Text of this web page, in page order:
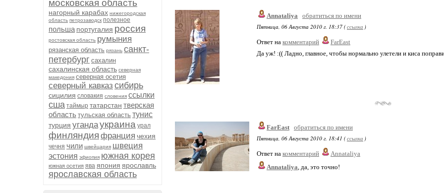
московская область
нагорный карабах нижегородская
область петрозаводск полезное
польша португалия россия
ростовская область румыния
рязанская область рязань санкт-
петербург сахалин
сахалинская область северная
македония северная осетия
северный кавказ сибирь
сицилия словакия словения ссылки
сша таймыр татарстан тверская
область тульская область тунис
турция угандаукраина урал
финляндия франция чехия
чечня чили швейцария швеция
эстония эфиопия южная корея
южная осетия ява япония ярославль
ярославская область
Annataliya
обратиться по имени
Пятница, 06 Августа 2010 г. 18:37 (ссылка )
Ответ на комментарий
FarEast
Да уж! :(( Ладно, главное, чтобы нормально улетели и киса
FarEast обратиться по имени
Пятница, 06 Августа 2010 г. 18:41 (ссылка )
Ответ на комментарий
Annataliya
Annataliya, да, это точно!